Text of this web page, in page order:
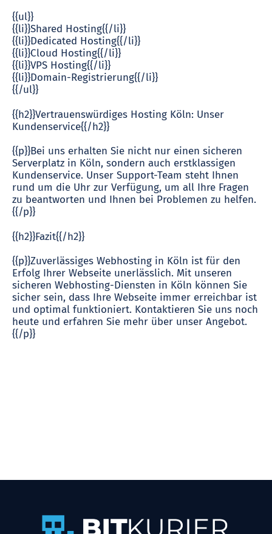
{{ul}}
{{li}}Shared Hosting{{/li}}
{{li}}Dedicated Hosting{{/li}}
{{li}}Cloud Hosting{{/li}}
{{li}}VPS Hosting{{/li}}
{{li}}Domain-Registrierung{{/li}}
{{/ul}}
{{h2}}Vertrauenswürdiges Hosting Köln: Unser
Kundenservice{{/h2}}
{{p}}Bei uns erhalten Sie nicht nur einen sicheren
Serverplatz in Köln, sondern auch erstklassigen
Kundenservice. Unser Support-Team steht Ihnen
rund um die Uhr zur Verfügung, um all Ihre Fragen
zu beantworten und Ihnen bei Problemen zu helfen.
{{/p}}
{{h2}}Fazit{{/h2}}
{{p}}Zuverlässiges Webhosting in Köln ist für den
Erfolg Ihrer Webseite unerlässlich. Mit unseren
sicheren Webhosting-Diensten in Köln können Sie
sicher sein, dass Ihre Webseite immer erreichbar ist
und optimal funktioniert. Kontaktieren Sie uns noch
heute und erfahren Sie mehr über unser Angebot.
{{/p}}